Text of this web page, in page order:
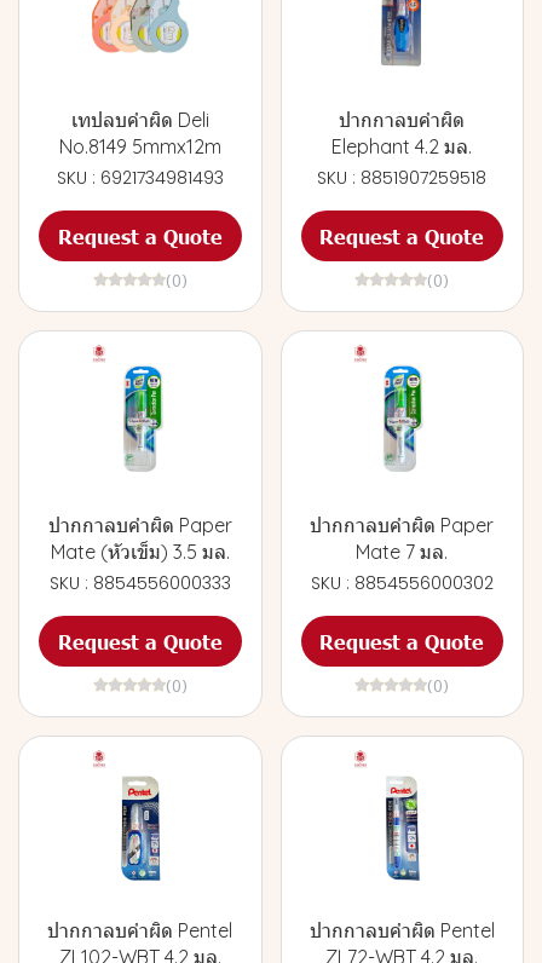
เทปลบคำผิด Deli
No.8149 5mmx12m
SKU : 6921734981493
Request a Quote
(0)
ปากกาลบคำผิด
Elephant 4.2 มล.
SKU : 8851907259518
Request a Quote
(0)
ปากกาลบคำผิด Paper
Mate (หัวเข็ม) 3.5 มล.
SKU : 8854556000333
Request a Quote
(0)
ปากกาลบคำผิด Paper
Mate 7 มล.
SKU : 8854556000302
Request a Quote
(0)
ปากกาลบคำผิด Pentel
ZL102-WBT 4.2 มล.
ปากกาลบคำผิด Pentel
ZL72-WBT 4.2 มล.